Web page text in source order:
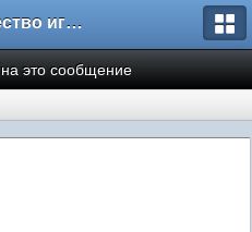
Сообщество игроков L2BesT.Org
это сообщение